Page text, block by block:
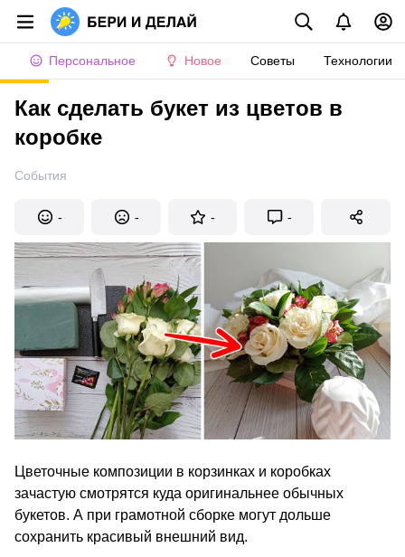
Персональное Новое Советы Технологии
Как сделать букет из цветов в
коробке
События
- - - -
Цветочные композиции в корзинках и коробках
зачастую смотрятся куда оригинальнее обычных
букетов. А при грамотной сборке могут дольше
сохранить красивый внешний вид.